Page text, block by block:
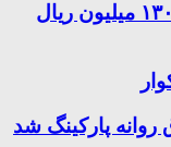
توقیف خودروی ام‌وی‌ام X33 با ۱۳۰ میلیون ریال